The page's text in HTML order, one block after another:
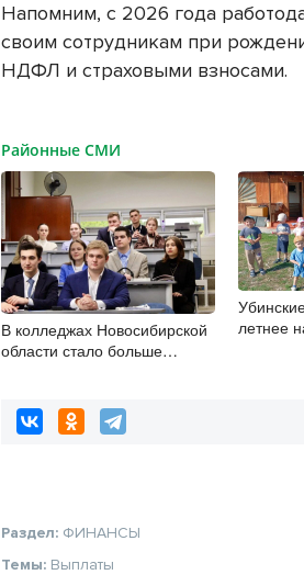
Напомним, с 2026 года
своим сотрудникам при
НДФЛ и страховыми взносами.
Районные СМИ
В колледжах Новосибирской
области стало больше
летнее
Раздел: ФИНАНСЫ
Темы: Выплаты